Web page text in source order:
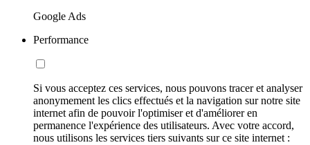
Google Ads
Performance
Si vous acceptez ces services, nous pouvons tracer et analyser
anonymement les clics effectués et la navigation sur notre site
internet afin de pouvoir l'optimiser et d'améliorer en
permanence l'expérience des utilisateurs. Avec votre accord,
nous utilisons les services tiers suivants sur ce site internet :